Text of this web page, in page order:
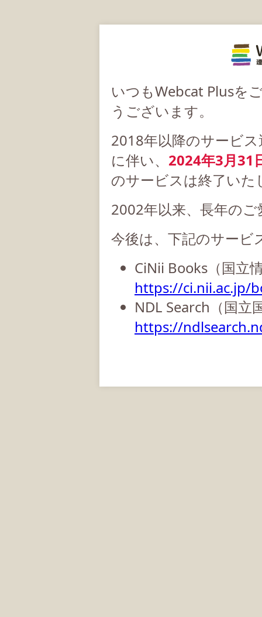
いつもWebcat Plusを
うございます。
2018年以降のサービ
に伴い、 2024年3月31
のサービスは終了いた
2002年以来、長年の
今後は、下記のサービ
CiNii Books（国立
https://ci.nii.ac.jp/
NDL Search（国立
https://